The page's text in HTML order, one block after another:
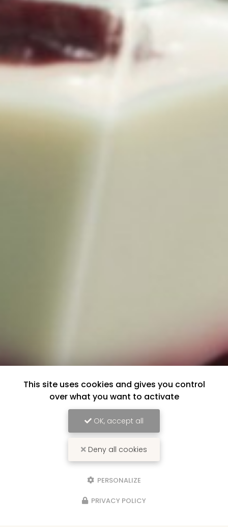
This site uses cookies and gives you control
over what you want to activate
OK, accept all
Deny all cookies
PERSONALIZE
PRIVACY POLICY